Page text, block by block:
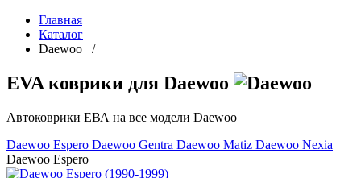
Главная
Каталог
Daewoo /
EVA коврики для Daewoo
Автоковрики ЕВА на все модели Daewoo
Daewoo Espero Daewoo Gentra Daewoo Matiz Daewoo Nexia
Daewoo Espero